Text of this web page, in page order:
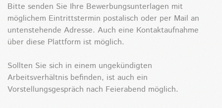
Bitte senden Sie Ihre Bewerbungsunterlagen mit
möglichem Eintrittstermin postalisch oder per Mail an
untenstehende Adresse. Auch eine Kontaktaufnahme
über diese Plattform ist möglich.
Sollten Sie sich in einem ungekündigten
Arbeitsverhältnis befinden, ist auch ein
Vorstellungsgespräch nach Feierabend möglich.